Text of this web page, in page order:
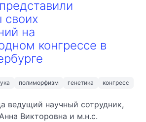
своих
на
конгрессе в
полиморфизм генетика конгресс
ведущий научный сотрудник,
Викторовна и м.н.с.